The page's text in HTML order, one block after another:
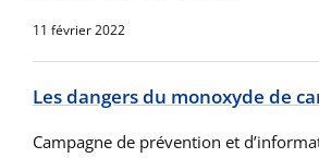
11 février 2022
Les dangers du monoxyde de
Campagne de prévention et